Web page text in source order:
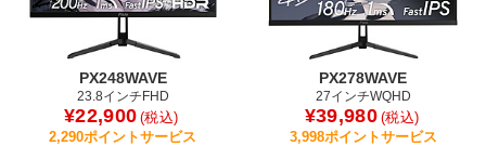
PX248WAVE
23.8インチFHD
¥22,900 (税込)
2,290ポイントサービス
PX278WAVE
27インチWQHD
¥39,980 (税込)
3,998ポイントサービス